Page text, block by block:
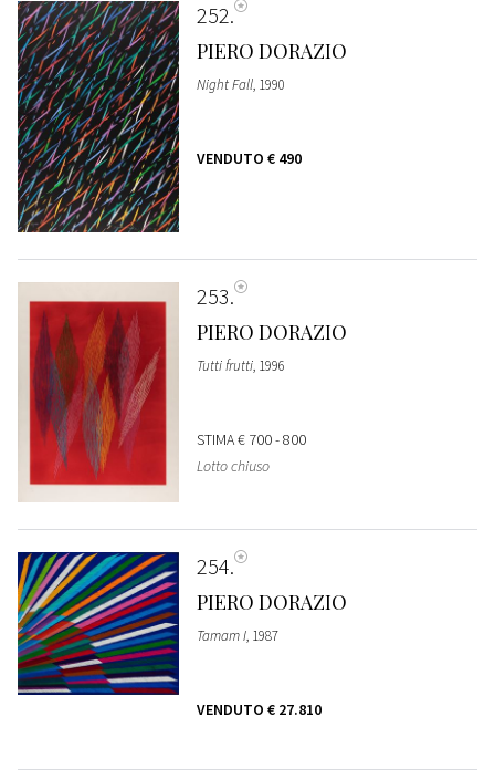
252
PIERO DORAZIO
Night Fall, 1990
VENDUTO € 490
253
PIERO DORAZIO
Tutti frutti, 1996
STIMA€ 700 - 800
Lotto chiuso
254
PIERO DORAZIO
Tamam I, 1987
VENDUTO € 27.810